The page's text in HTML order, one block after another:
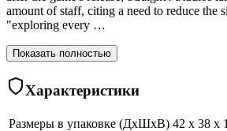
amount of staff, citing a need to reduce the
"exploring every …
Показать полностью
Характеристики
Размеры в упаковке (ДхШхВ) 42 x 38 x